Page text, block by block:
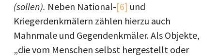
(sollen). Neben National-[6] und
Kriegerdenkmälern zählen hierzu auch
Mahnmale und Gegendenkmäler. Als Objekte,
„die vom Menschen selbst hergestellt oder